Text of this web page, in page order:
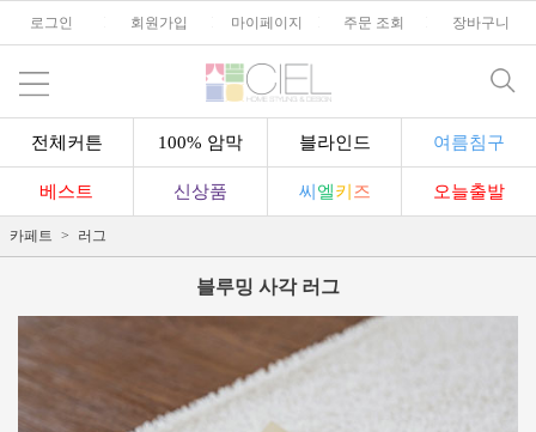
로그인 회원가입 마이페이지 주문 조회 장바구니
전체커튼 100% 암막 블라인드 여름침구
베스트 신상품 씨 엘키 즈 오늘출발
카페트 러그
블루밍 사각 러그